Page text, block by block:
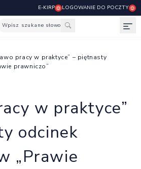
E-KIRP LOGOWANIE DO POCZTY
Wpisz szukane słowo
pracy w praktyce” – piętnasty
prawniczo”
w praktyce”
odcinek
„Prawie